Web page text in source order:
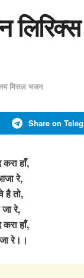
लिरिक्स
मित्तल भजन
Share on
करा हाँ,
रे,
है तो,
जा रे,
करा हाँ,
रे।।